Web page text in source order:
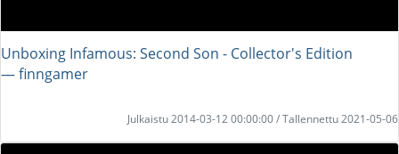
Unboxing Infamous: Second Son - Collector's Edition
― finngamer
Julkaistu 2014-03-12 00:00:00 / Tallennettu 2021-05-06